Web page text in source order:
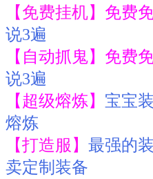
【免费挂机】 免费
说3遍
【自动抓鬼】免费
说3遍
【超级熔炼】 宝宝
熔炼
【打造服】 最强的
卖定制装备